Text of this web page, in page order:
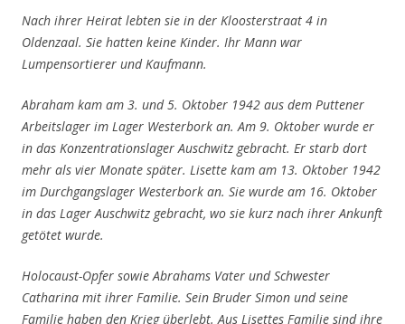
Nach ihrer Heirat lebten sie in der Kloosterstraat 4 in
Oldenzaal. Sie hatten keine Kinder. Ihr Mann war
Lumpensortierer und Kaufmann.
Abraham kam am 3. und 5. Oktober 1942 aus dem Puttener
Arbeitslager im Lager Westerbork an. Am 9. Oktober wurde er
in das Konzentrationslager Auschwitz gebracht. Er starb dort
mehr als vier Monate später. Lisette kam am 13. Oktober 1942
im Durchgangslager Westerbork an. Sie wurde am 16. Oktober
in das Lager Auschwitz gebracht, wo sie kurz nach ihrer Ankunft
getötet wurde.
Holocaust-Opfer sowie Abrahams Vater und Schwester
Catharina mit ihrer Familie. Sein Bruder Simon und seine
Familie haben den Krieg überlebt. Aus Lisettes Familie sind ihre